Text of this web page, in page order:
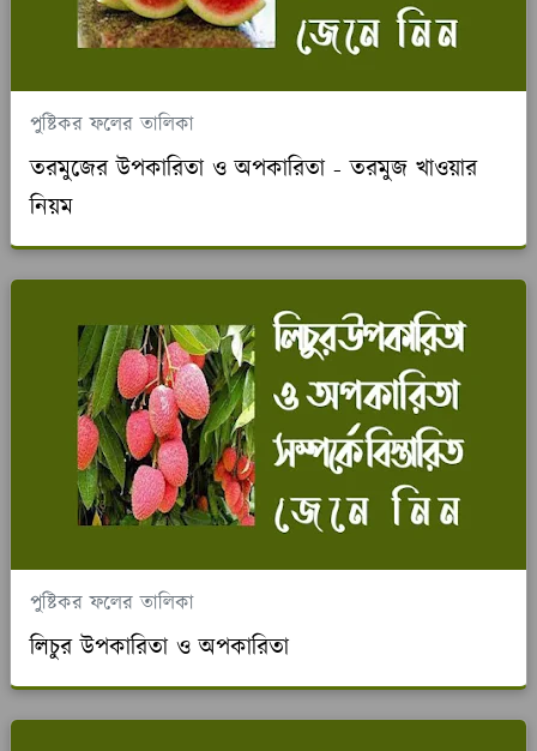
পুষ্টিকর ফলের তালিকা
তরমুজের উপকারিতা ও অপকারিতা - তরমুজ খাওয়ার
নিয়ম
পুষ্টিকর ফলের তালিকা
লিচুর উপকারিতা ও অপকারিতা